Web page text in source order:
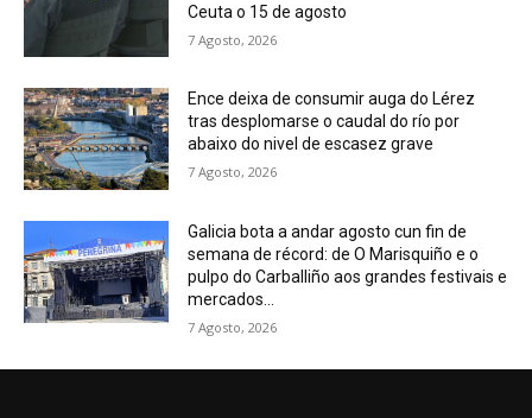
Ceuta o 15 de agosto
7 Agosto, 2026
Ence deixa de consumir auga do Lérez
tras desplomarse o caudal do río por
abaixo do nivel de escasez grave
7 Agosto, 2026
Galicia bota a andar agosto cun fin de
semana de récord: de O Marisquiño e o
pulpo do Carballiño aos grandes festivais e
mercados...
7 Agosto, 2026